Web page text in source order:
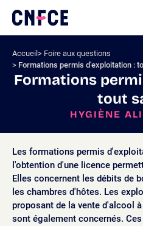
contenu
menu
Aller
Logo
site
Accueil
Foire aux questions
Formations permis d'exploitation :
Formations
tout
HYGIÈNE
Les formations permis
l'obtention d'une licence
Elles concernent les débits de
les chambres d'hôtes. Les
proposant de la vente d'alcool
sont également concernés.